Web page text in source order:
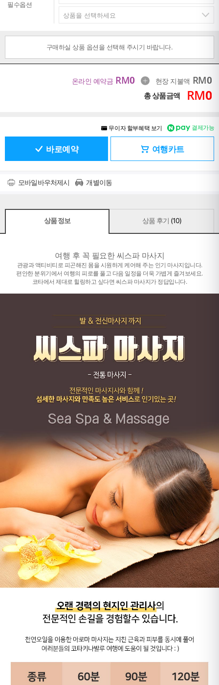
필수옵션
구매하실 상품 옵션을 선택해 주시기 바랍니다.
온라인 예약금 RM0 현장 지불액 RM0
총 상품금액 RM0
무이자 할부혜택 보기 결제가능
바로예약 여행카트
모바일바우처제시 개별이동
상품 정보 상품 후기 (10)
여행 후 꼭 필요한 씨스파 마사지
관광과 액티비티로 피곤해진 몸을 시원하게 케어해 주는 인기 마사지입니다.
편안한 분위기에서 여행의 피로를 풀고 다음 일정을 더욱 가볍게 즐겨보세요.
코타에서 제대로 힐링하고 싶다면 씨스파 마사지가 정답입니다.